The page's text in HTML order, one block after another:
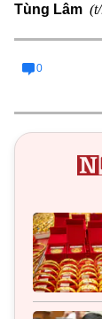
Tùng Lâm
0